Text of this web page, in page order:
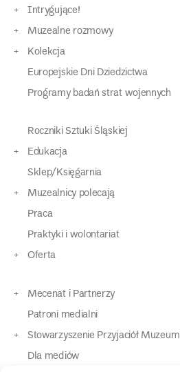
Intrygujące!
Muzealne rozmowy
Kolekcja
Europejskie Dni Dziedzictwa
Programy badań strat wojennych
Roczniki Sztuki Śląskiej
Edukacja
Sklep/Księgarnia
Muzealnicy polecają
Praca
Praktyki i wolontariat
Oferta
Mecenat i Partnerzy
Patroni medialni
Stowarzyszenie Przyjaciół Muzeum
Dla mediów